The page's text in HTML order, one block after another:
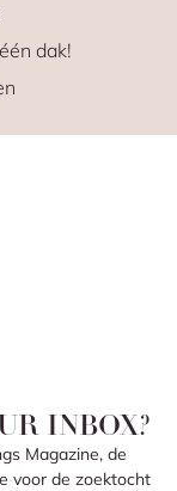
dak!
INBOX?
Magazine, de
voor de zoektocht